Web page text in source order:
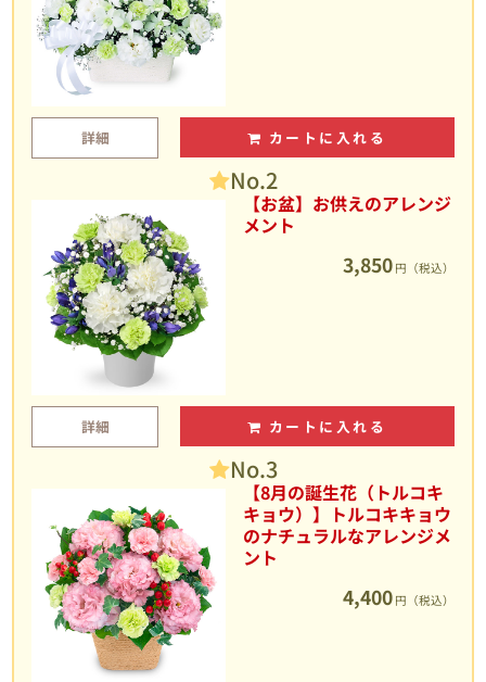
詳細 カートに入れる
No.2
【お盆】お供えのアレンジ
メント
3,850 円（税込）
詳細 カートに入れる
No.3
【8月の誕生花（トルコキ
キョウ）】トルコキキョウ
のナチュラルなアレンジメ
ント
4,400 円（税込）